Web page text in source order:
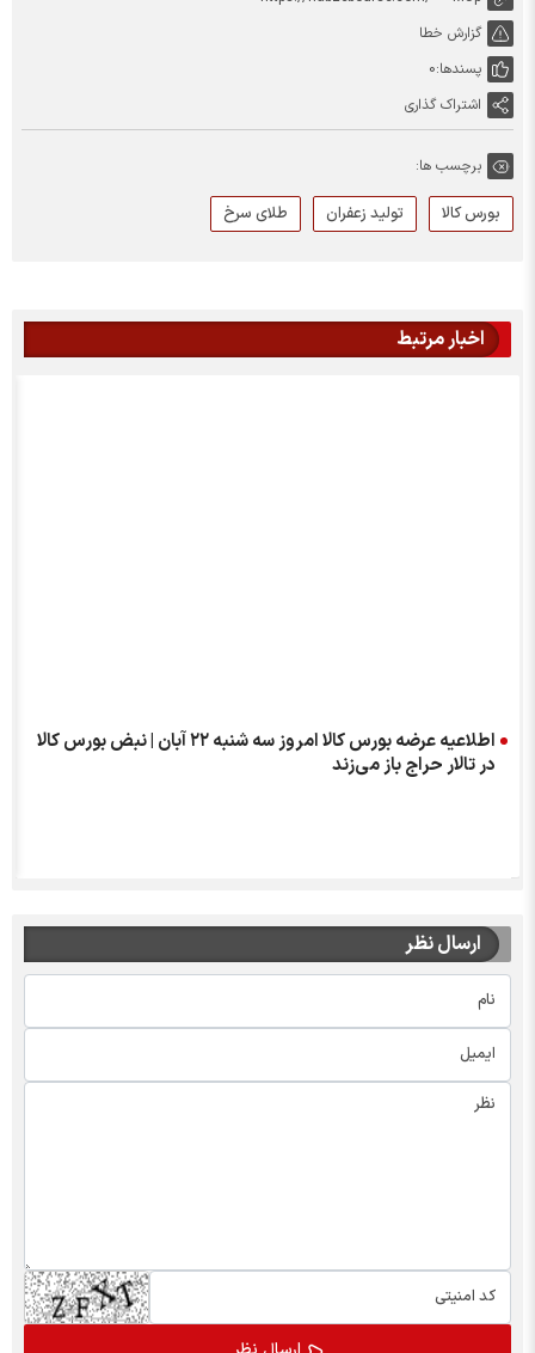
گزارش خطا
پسندها:0
اشتراک گذاری
برچسب ها:
بورس کالا تولید زعفران طلای سرخ
اخبار مرتبط
اطلاعیه عرضه بورس کالا امروز سه شنبه ۲۲ آبان | نبض بورس کالا
در تالار حراج باز می‌زند
ارسال نظر